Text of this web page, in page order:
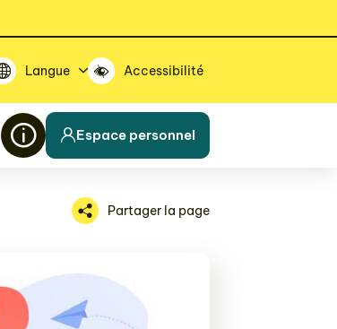
Langue Accessibilité
Espace personnel
Partager la page